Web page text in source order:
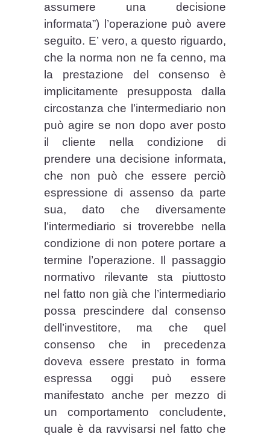
assumere una decisione
informata”) l’operazione può avere
seguito. E’ vero, a questo riguardo,
che la norma non ne fa cenno, ma
la prestazione del consenso è
implicitamente presupposta dalla
circostanza che l’intermediario non
può agire se non dopo aver posto
il cliente nella condizione di
prendere una decisione informata,
che non può che essere perciò
espressione di assenso da parte
sua, dato che diversamente
l’intermediario si troverebbe nella
condizione di non potere portare a
termine l’operazione. Il passaggio
normativo rilevante sta piuttosto
nel fatto non già che l’intermediario
possa prescindere dal consenso
dell’investitore, ma che quel
consenso che in precedenza
doveva essere prestato in forma
espressa oggi può essere
manifestato anche per mezzo di
un comportamento concludente,
quale è da ravvisarsi nel fatto che